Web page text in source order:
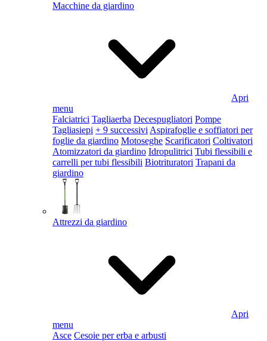
Macchine da giardino
Apri
menu
Falciatrici Tagliaerba Decespugliatori Pompe
Tagliasiepi + 9 successivi Aspirafoglie e soffiatori per
foglie da giardino Motoseghe Scarificatori Coltivatori
Atomizzatori da giardino Idropulitrici Tubi flessibili e
carrelli per tubi flessibili Biotrituratori Trapani da
giardino
Attrezzi da giardino
Apri
menu
Asce Cesoie per erba e arbusti